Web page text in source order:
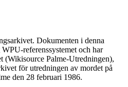
Dokumenten i denna
referenssystemet och har
(Wikisource Palme-Utredningen),
för utredningen av mordet på
den 28 februari 1986.